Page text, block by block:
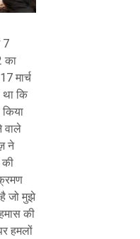
7
का
मार्च
कि
वाले
ने
जो मुझे
की
हमलों